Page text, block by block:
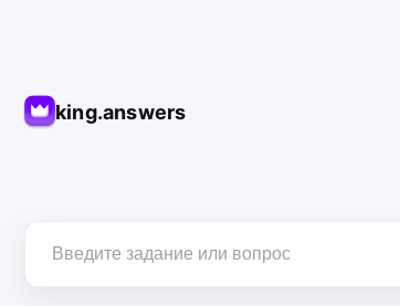
king.answers